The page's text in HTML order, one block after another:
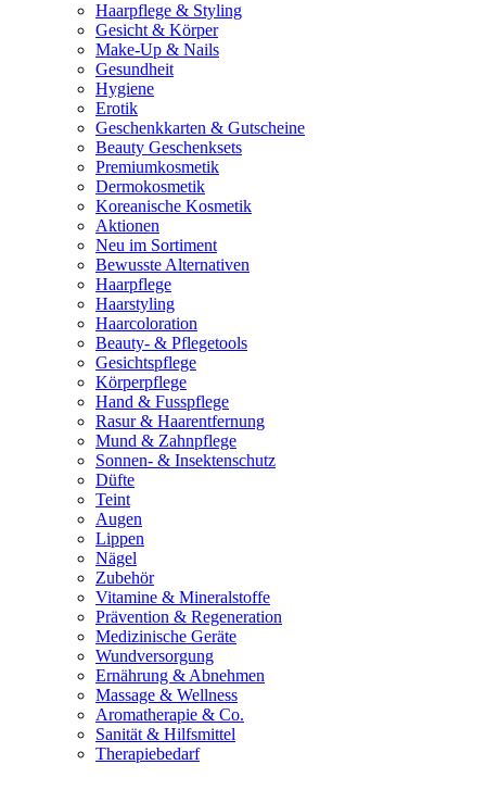
Haarpflege & Styling
Gesicht & Körper
Make-Up & Nails
Gesundheit
Hygiene
Erotik
Geschenkkarten & Gutscheine
Beauty Geschenksets
Premiumkosmetik
Dermokosmetik
Koreanische Kosmetik
Aktionen
Neu im Sortiment
Bewusste Alternativen
Haarpflege
Haarstyling
Haarcoloration
Beauty- & Pflegetools
Gesichtspflege
Körperpflege
Hand & Fusspflege
Rasur & Haarentfernung
Mund & Zahnpflege
Sonnen- & Insektenschutz
Düfte
Teint
Augen
Lippen
Nägel
Zubehör
Vitamine & Mineralstoffe
Prävention & Regeneration
Medizinische Geräte
Wundversorgung
Ernährung & Abnehmen
Massage & Wellness
Aromatherapie & Co.
Sanität & Hilfsmittel
Therapiebedarf